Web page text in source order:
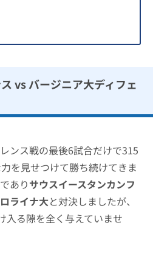
vs バージニア大ディフェ
ンス戦の最後6試合だけで315
を見せつけて勝ち続けてきま
ありサウスイースタンカンフ
ライナ大と対決しましたが、
入る隙を全く与えていませ